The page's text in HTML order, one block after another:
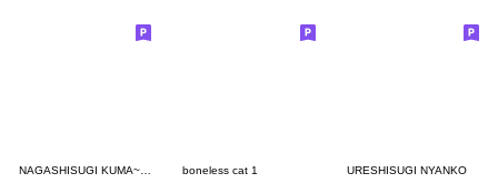
boneless cat 1 URESHISUGI NYANKO